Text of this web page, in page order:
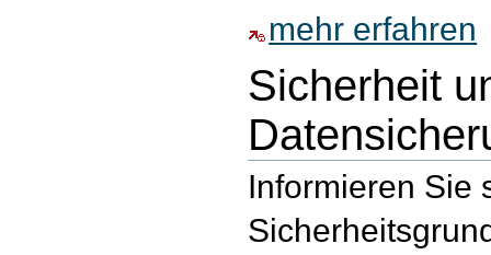
mehr erfahren
Sicherheit
Informieren Sie